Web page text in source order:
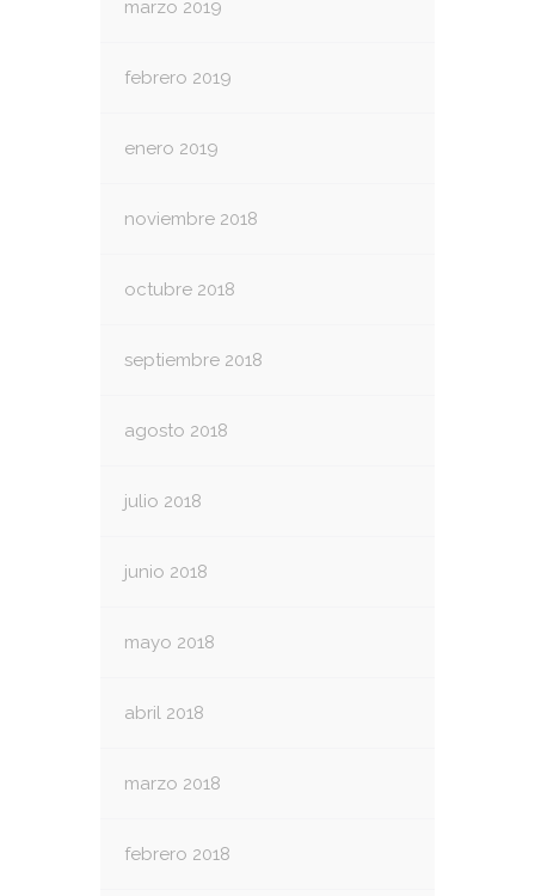
marzo 2019
febrero 2019
enero 2019
noviembre 2018
octubre 2018
septiembre 2018
agosto 2018
julio 2018
junio 2018
mayo 2018
abril 2018
marzo 2018
febrero 2018